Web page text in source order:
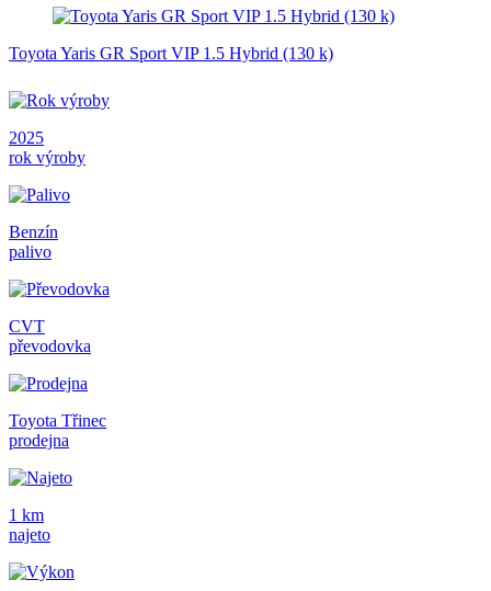
Toyota Yaris GR Sport VIP 1.5 Hybrid (130 k)
2025
rok výroby
Benzín
palivo
CVT
převodovka
Toyota Třinec
prodejna
1 km
najeto